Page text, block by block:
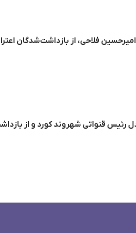
فلاحی، از بازداشت‌شدگان اعتراضات دی‌ماه به
قنواتی شهروند کورد و از بازداشت‌شدگان